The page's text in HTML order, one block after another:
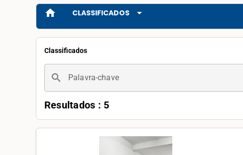
home CLASSIFICADOS arrow_drop_down
Classificados
search Palavra-chave
Resultados : 5